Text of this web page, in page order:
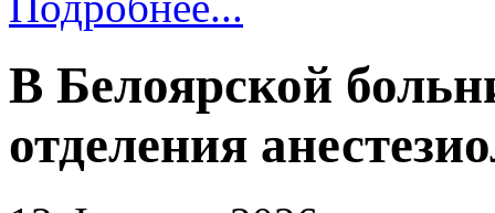
В Белоярской
отделения